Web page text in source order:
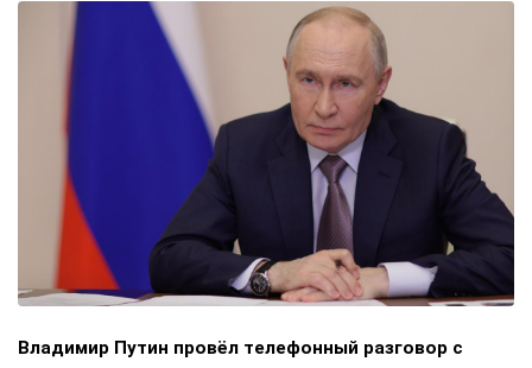
Владимир Путин провёл телефонный разговор с